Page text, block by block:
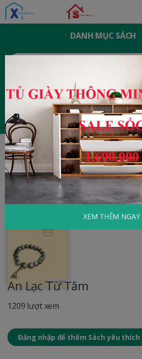
DANH MỤC SÁCH
T
M
I
:
Đăng ký
HOME Tâm Lý - Kỹ Năng Sống
Tâm
An Lạc Từ Tâm
1209 lượt xem
Đăng nhập để thêm Sách yêu thích
XEM THÊM NGAY